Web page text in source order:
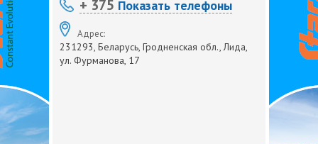
+ 375 Показать телефоны
Адрес:
231293, Беларусь, Гродненская обл., Лида,
ул. Фурманова, 17